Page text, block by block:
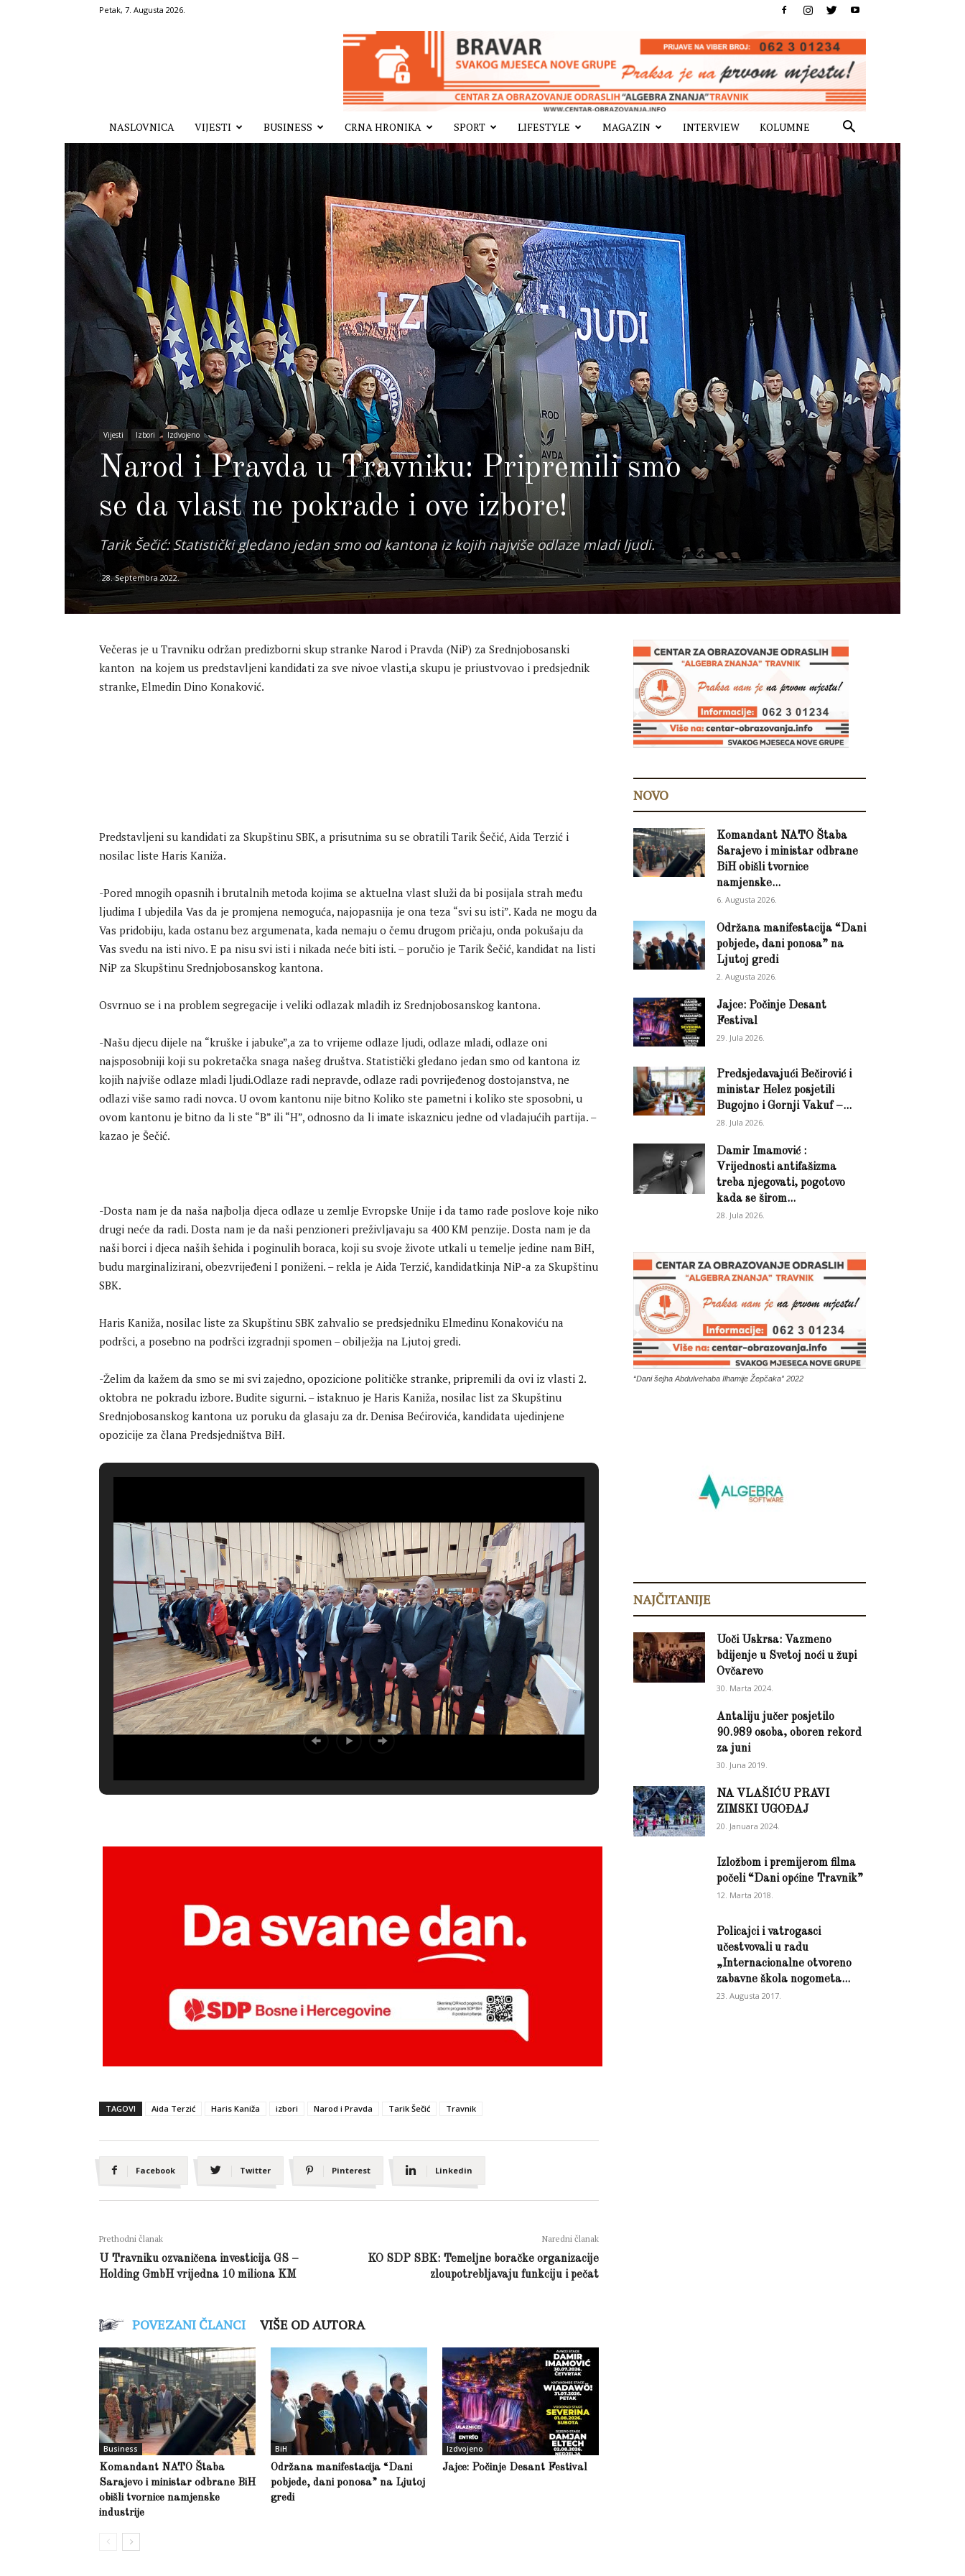
Petak, 7. Augusta 2026.
NASLOVNICA VIJESTI BUSINESS CRNA HRONIKA SPORT LIFESTYLE MAGAZIN INTERVIEW KOLUMNE
Vijesti Izbori Izdvojeno
Narod i Pravda u Travniku: Pripremili smo
se da vlast ne pokrade i ove izbore!
Tarik Šečić: Statistički gledano jedan smo od kantona iz kojih najviše odlaze mladi ljudi.
28. Septembra 2022.
Večeras je u Travniku održan predizborni skup stranke Narod i Pravda (NiP) za Srednjobosanski
kanton na kojem us predstavljeni kandidati za sve nivoe vlasti,a skupu je priustvovao i predsjednik
stranke, Elmedin Dino Konaković.
Predstavljeni su kandidati za Skupštinu SBK, a prisutnima su se obratili Tarik Šečić, Aida Terzić i
nosilac liste Haris Kaniža.
-Pored mnogih opasnih i brutalnih metoda kojima se aktuelna vlast služi da bi posijala strah među
ljudima I ubjedila Vas da je promjena nemoguća, najopasnija je ona teza “svi su isti”. Kada ne mogu da
Vas pridobiju, kada ostanu bez argumenata, kada nemaju o čemu drugom pričaju, onda pokušaju da
Vas svedu na isti nivo. E pa nisu svi isti i nikada neće biti isti. – poručio je Tarik Šečić, kandidat na listi
NiP za Skupštinu Srednjobosanskog kantona.
Osvrnuo se i na problem segregacije i veliki odlazak mladih iz Srednjobosanskog kantona.
-Našu djecu dijele na “kruške i jabuke”,a za to vrijeme odlaze ljudi, odlaze mladi, odlaze oni
najsposobniji koji su pokretačka snaga našeg društva. Statistički gledano jedan smo od kantona iz
kojih najviše odlaze mladi ljudi.Odlaze radi nepravde, odlaze radi povrijeđenog dostojanstva, ne
odlazi više samo radi novca. U ovom kantonu nije bitno Koliko ste pametni i koliko ste sposobni, u
ovom kantonu je bitno da li ste “B” ili “H”, odnosno da li imate iskaznicu jedne od vladajućih partija. –
kazao je Šečić.
-Dosta nam je da naša najbolja djeca odlaze u zemlje Evropske Unije i da tamo rade poslove koje niko
drugi neće da radi. Dosta nam je da naši penzioneri preživljavaju sa 400 KM penzije. Dosta nam je da
naši borci i djeca naših šehida i poginulih boraca, koji su svoje živote utkali u temelje jedine nam BiH,
budu marginalizirani, obezvrijeđeni I poniženi. – rekla je Aida Terzić, kandidatkinja NiP-a za Skupštinu
SBK.
Haris Kaniža, nosilac liste za Skupštinu SBK zahvalio se predsjedniku Elmedinu Konakoviću na
podršci, a posebno na podršci izgradnji spomen – obilježja na Ljutoj gredi.
-Želim da kažem da smo se mi svi zajedno, opozicione političke stranke, pripremili da ovi iz vlasti 2.
oktobra ne pokradu izbore. Budite sigurni. – istaknuo je Haris Kaniža, nosilac list za Skupštinu
Srednjobosanskog kantona uz poruku da glasaju za dr. Denisa Bećirovića, kandidata ujedinjene
opozicije za člana Predsjedništva BiH.
TAGOVI Aida Terzić Haris Kaniža izbori Narod i Pravda Tarik Šečić Travnik
Facebook Twitter Pinterest Linkedin
Prethodni članak
U Travniku ozvaničena investicija GS –
Holding GmbH vrijedna 10 miliona KM
Naredni članak
KO SDP SBK: Temeljne boračke organizacije
zloupotrebljavaju funkciju i pečat
POVEZANI ČLANCI VIŠE OD AUTORA
Business
Komandant NATO Štaba
Sarajevo i ministar odbrane BiH
obišli tvornice namjenske
industrije
BiH
Održana manifestacija “Dani
pobjede, dani ponosa” na Ljutoj
gredi
Izdvojeno
Jajce: Počinje Desant Festival
NOVO
Komandant NATO Štaba
Sarajevo i ministar odbrane
BiH obišli tvornice
namjenske...
6. Augusta 2026.
Održana manifestacija “Dani
pobjede, dani ponosa” na
Ljutoj gredi
2. Augusta 2026.
Jajce: Počinje Desant
Festival
29. Jula 2026.
Predsjedavajući Bečirović i
ministar Helez posjetili
Bugojno i Gornji Vakuf –...
28. Jula 2026.
Damir Imamović :
Vrijednosti antifašizma
treba njegovati, pogotovo
kada se širom...
28. Jula 2026.
“Dani šejha Abdulvehaba Ilhamije Žepčaka” 2022
NAJČITANIJE
Uoči Uskrsa: Vazmeno
bdijenje u Svetoj noći u župi
Ovčarevo
30. Marta 2024.
Antaliju jučer posjetilo
90.989 osoba, oboren rekord
za juni
30. Juna 2019.
NA VLAŠIĆU PRAVI
ZIMSKI UGOĐAJ
20. Januara 2024.
Izložbom i premijerom filma
počeli “Dani općine Travnik”
12. Marta 2018.
Policajci i vatrogasci
učestvovali u radu
„Internacionalne otvoreno
zabavne škola nogometa...
23. Augusta 2017.